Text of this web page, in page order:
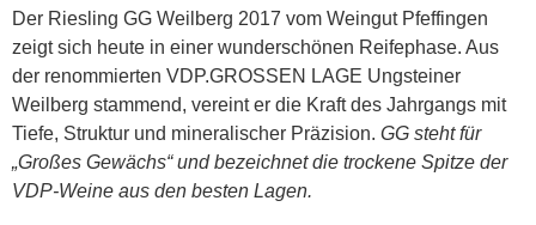
Der Riesling GG Weilberg 2017 vom Weingut Pfeffingen
zeigt sich heute in einer wunderschönen Reifephase. Aus
der renommierten VDP.GROSSEN LAGE Ungsteiner
Weilberg stammend, vereint er die Kraft des Jahrgangs mit
Tiefe, Struktur und mineralischer Präzision. GG steht für
„Großes Gewächs“ und bezeichnet die trockene Spitze der
VDP-Weine aus den besten Lagen.